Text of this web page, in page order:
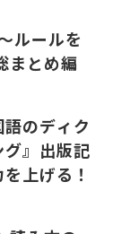
ルールを
まとめ編
語のディク
』出版記
上げる！